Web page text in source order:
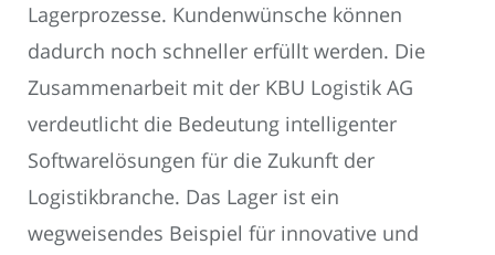
Lagerprozesse. Kundenwünsche können
dadurch noch schneller erfüllt werden. Die
Zusammenarbeit mit der KBU Logistik AG
verdeutlicht die Bedeutung intelligenter
Softwarelösungen für die Zukunft der
Logistikbranche. Das Lager ist ein
wegweisendes Beispiel für innovative und